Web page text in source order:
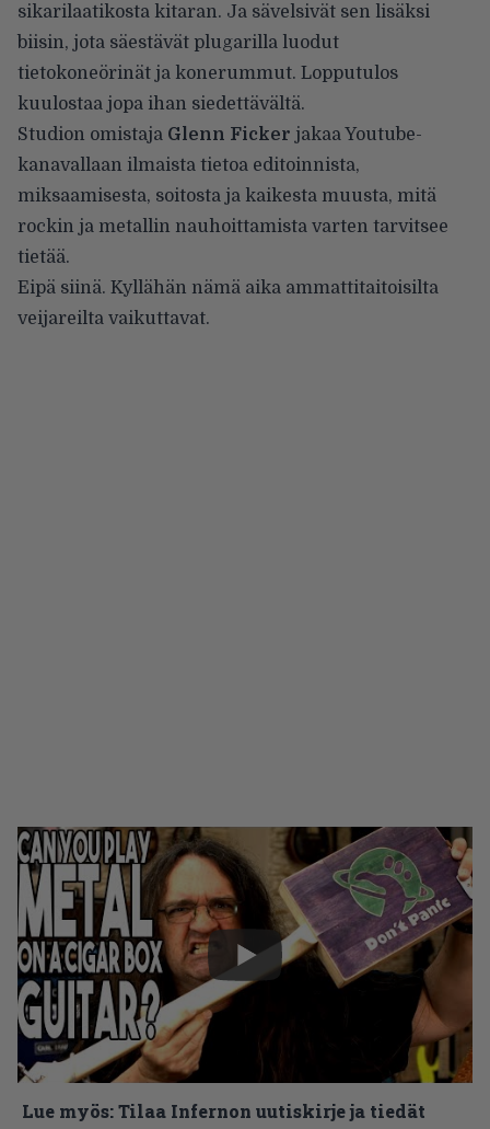
sikarilaatikosta kitaran. Ja sävelsivät sen lisäksi
biisin, jota säestävät plugarilla luodut
tietokoneörinät ja konerummut. Lopputulos
kuulostaa jopa ihan siedettävältä.
Studion omistaja Glenn Ficker jakaaYoutube-
kanavallaan ilmaista tietoa editoinnista,
miksaamisesta, soitosta ja kaikesta muusta, mitä
rockin ja metallin nauhoittamista varten tarvitsee
tietää.
Eipä siinä. Kyllähän nämä aika ammattitaitoisilta
veijareilta vaikuttavat.
Lue myös:Tilaa Infernon uutiskirje ja tiedät